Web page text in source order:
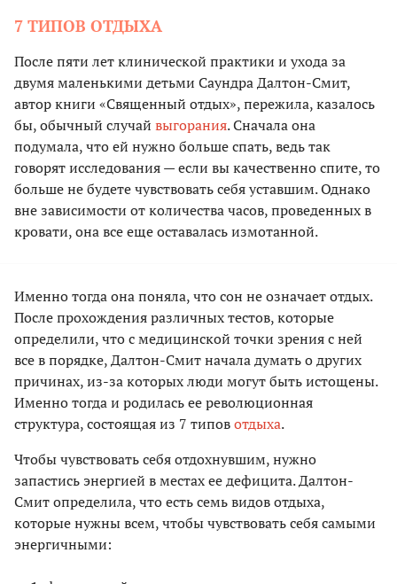
7 ТИПОВ ОТДЫХА
После пяти лет клинической практики и ухода за
двумя маленькими детьми Саундра Далтон-Смит,
автор книги «Священный отдых», пережила, казалось
бы, обычный случай выгорания. Сначала она
подумала, что ей нужно больше спать, ведь так
говорят исследования — если вы качественно спите, то
больше не будете чувствовать себя уставшим. Однако
вне зависимости от количества часов, проведенных в
кровати, она все еще оставалась измотанной.
Именно тогда она поняла, что сон не означает отдых.
После прохождения различных тестов, которые
определили, что с медицинской точки зрения с ней
все в порядке, Далтон-Смит начала думать о других
причинах, из-за которых люди могут быть истощены.
Именно тогда и родилась ее революционная
структура, состоящая из 7 типовотдыха.
Чтобы чувствовать себя отдохнувшим, нужно
запастись энергией в местах ее дефицита. Далтон-
Смит определила, что есть семь видов отдыха,
которые нужны всем, чтобы чувствовать себя самыми
энергичными: